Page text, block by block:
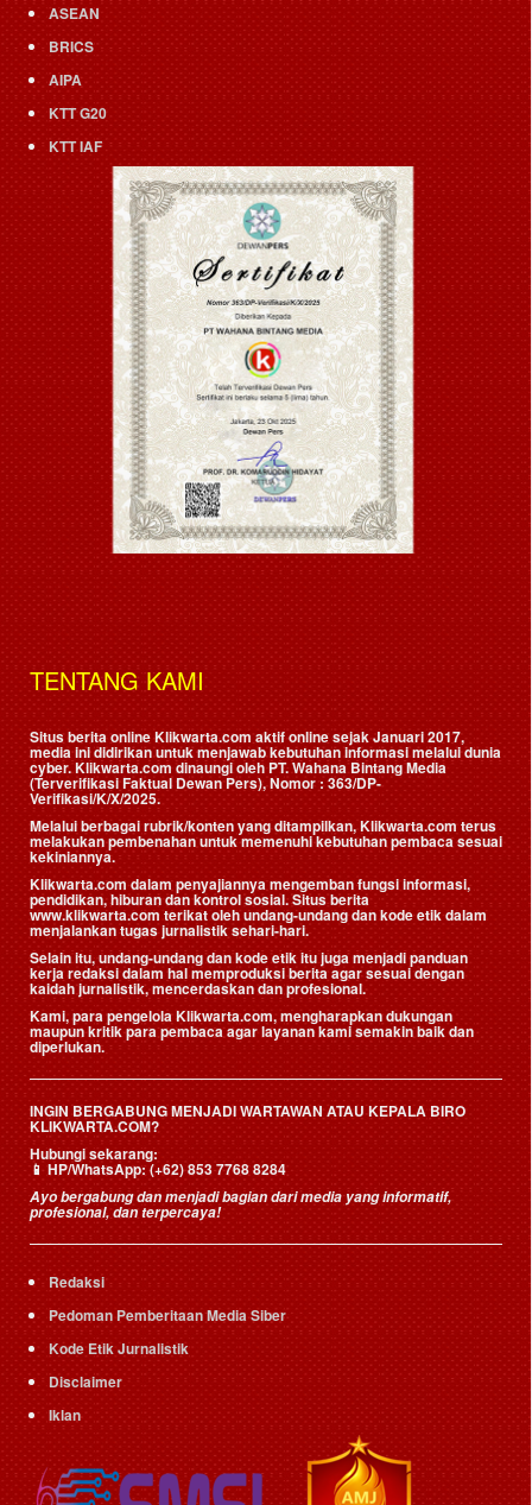
ASEAN
BRICS
AIPA
KTT G20
KTT IAF
TENTANG KAMI
Situs berita online Klikwarta.com aktif online sejak Januari 2017,
media ini didirikan untuk menjawab kebutuhan informasi melalui dunia
cyber. Klikwarta.com dinaungi oleh PT. Wahana Bintang Media
(Terverifikasi Faktual Dewan Pers), Nomor : 363/DP-
Verifikasi/K/X/2025.
Melalui berbagai rubrik/konten yang ditampilkan, Klikwarta.com terus
melakukan pembenahan untuk memenuhi kebutuhan pembaca sesuai
kekiniannya.
Klikwarta.com dalam penyajiannya mengemban fungsi informasi,
pendidikan, hiburan dan kontrol sosial. Situs berita
www.klikwarta.com terikat oleh undang-undang dan kode etik dalam
menjalankan tugas jurnalistik sehari-hari.
Selain itu, undang-undang dan kode etik itu juga menjadi panduan
kerja redaksi dalam hal memproduksi berita agar sesuai dengan
kaidah jurnalistik, mencerdaskan dan profesional.
Kami, para pengelola Klikwarta.com, mengharapkan dukungan
maupun kritik para pembaca agar layanan kami semakin baik dan
diperlukan.
INGIN BERGABUNG MENJADI WARTAWAN ATAU KEPALA BIRO
KLIKWARTA.COM?
Hubungi sekarang:
📱HP/WhatsApp:(+62) 853 7768 8284
Ayo bergabung dan menjadi bagian dari media yang informatif,
profesional, dan terpercaya!
Redaksi
Pedoman Pemberitaan Media Siber
Kode Etik Jurnalistik
Disclaimer
Iklan